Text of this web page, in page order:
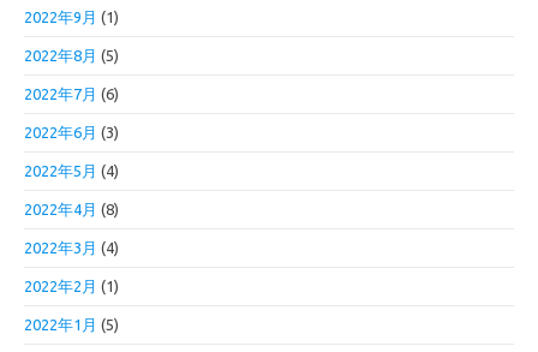
2022年9月 (1)
2022年8月 (5)
2022年7月 (6)
2022年6月 (3)
2022年5月 (4)
2022年4月 (8)
2022年3月 (4)
2022年2月 (1)
2022年1月 (5)